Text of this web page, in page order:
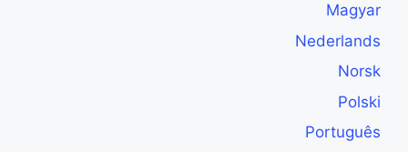
Magyar
Nederlands
Norsk
Polski
Português